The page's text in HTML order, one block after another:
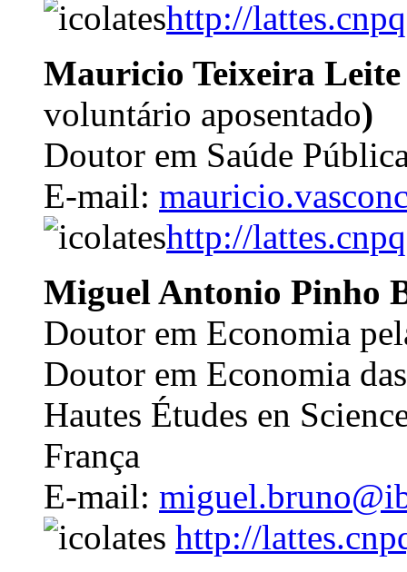
http://
Mauricio Teixeira Leite
voluntário aposentado)
Doutor em Saúde
E-mail:
http://
Miguel Antonio Pinho
Doutor em Economia
Doutor em Economia
Hautes Études en
França
E-mail:
http://